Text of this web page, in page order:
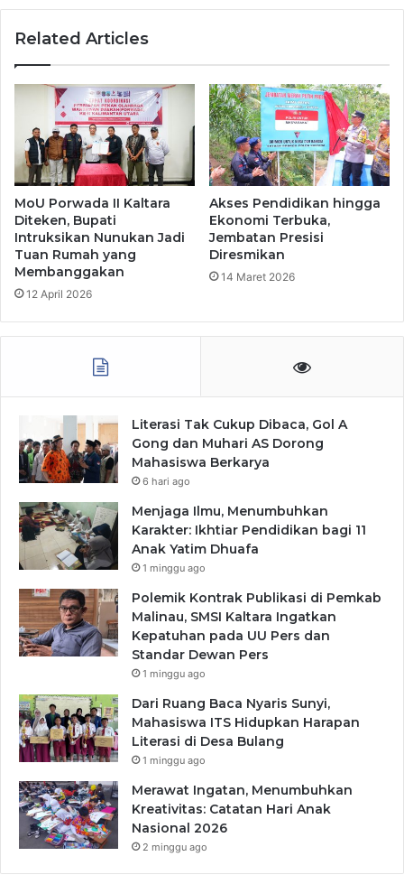
Related Articles
MoU Porwada II Kaltara
Diteken, Bupati
Intruksikan Nunukan Jadi
Tuan Rumah yang
Membanggakan
12 April 2026
Akses Pendidikan hingga
Ekonomi Terbuka,
Jembatan Presisi
Diresmikan
14 Maret 2026
Literasi Tak Cukup Dibaca, Gol A
Gong dan Muhari AS Dorong
Mahasiswa Berkarya
6 hari ago
Menjaga Ilmu, Menumbuhkan
Karakter: Ikhtiar Pendidikan bagi 11
Anak Yatim Dhuafa
1 minggu ago
Polemik Kontrak Publikasi di Pemkab
Malinau, SMSI Kaltara Ingatkan
Kepatuhan pada UU Pers dan
Standar Dewan Pers
1 minggu ago
Dari Ruang Baca Nyaris Sunyi,
Mahasiswa ITS Hidupkan Harapan
Literasi di Desa Bulang
1 minggu ago
Merawat Ingatan, Menumbuhkan
Kreativitas: Catatan Hari Anak
Nasional 2026
2 minggu ago